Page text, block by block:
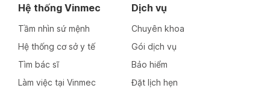
Hệ thống Vinmec
Tầm nhìn sứ mệnh
Hệ thống cơ sở y tế
Tìm bác sĩ
Làm việc tại Vinmec
Dịch vụ
Chuyên khoa
Gói dịch vụ
Bảo hiểm
Đặt lịch hẹn